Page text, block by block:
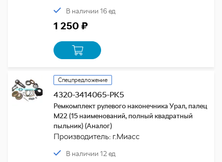
В наличии 16 ед
1 250 ₽
Спецпредложение
4320-3414065-РК5
Ремкомплект рулевого наконечника Урал, палец
М22 (15 наименований, полный квадратный
пыльник) (Аналог)
Производитель: г.Миасс
В наличии 12 ед